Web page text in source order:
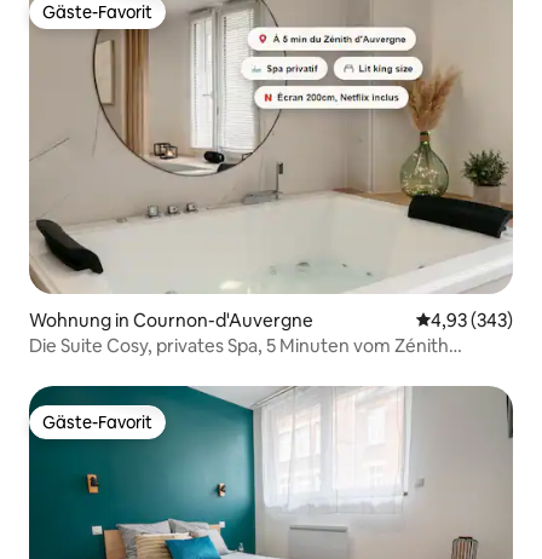
Gäste-Favorit
Gäste-Favorit
Wohnung in Cournon-d'Auvergne
4,93 (343)
Die Suite Cosy, privates Spa, 5 Minuten vom Zénith
Gäste-Favorit
Gäste-Favorit